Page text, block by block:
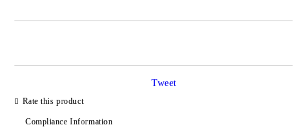
We will contact you to finalize the order
Rate this product
Compliance Information
Tweet